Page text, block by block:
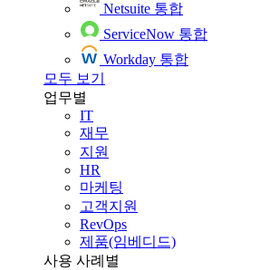
Netsuite 통합
ServiceNow 통합
Workday 통합
모두 보기
업무별
IT
재무
지원
HR
마케팅
고객지원
RevOps
제품(임베디드)
사용 사례별